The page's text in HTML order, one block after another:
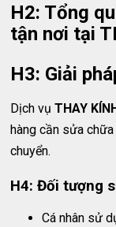
H2: Tổng
tận nơi tại
H3: Giải
Dịch vụTHAY
hàng cần sửa
chuyển.
H4: Đối tượng
Cá nhân sử